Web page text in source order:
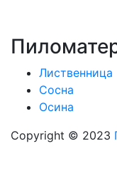
Лиственница
Сосна
Осина
Copyright © 2023